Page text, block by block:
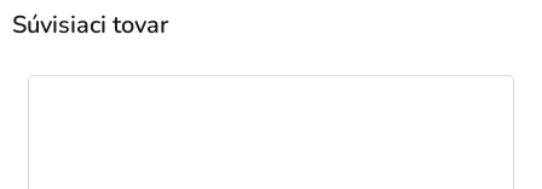
Súvisiaci tovar